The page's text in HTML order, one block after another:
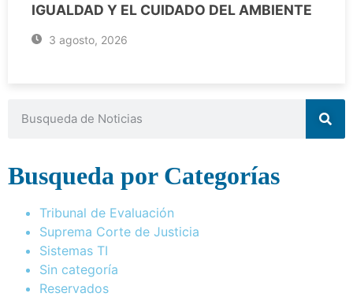
IGUALDAD Y EL CUIDADO DEL AMBIENTE
3 agosto, 2026
Busqueda por Categorías
Tribunal de Evaluación
Suprema Corte de Justicia
Sistemas TI
Sin categoría
Reservados